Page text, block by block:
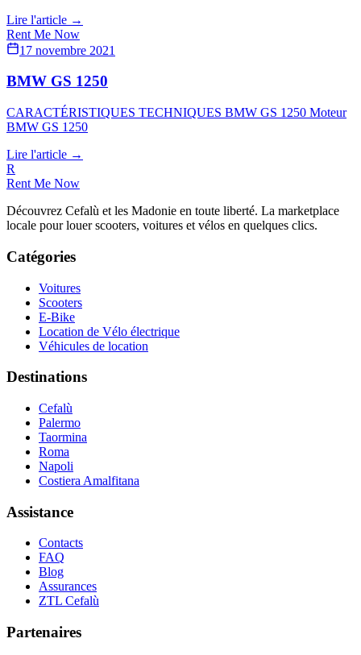
Lire l'article →
Rent Me Now
17 novembre 2021
BMW GS 1250
CARACTÉRISTIQUES TECHNIQUES BMW GS 1250 Moteur
BMW GS 1250
Lire l'article →
R
Rent Me Now
Découvrez Cefalù et les Madonie en toute liberté. La marketplace
locale pour louer scooters, voitures et vélos en quelques clics.
Catégories
Voitures
Scooters
E-Bike
Location de Vélo électrique
Véhicules de location
Destinations
Cefalù
Palermo
Taormina
Roma
Napoli
Costiera Amalfitana
Assistance
Contacts
FAQ
Blog
Assurances
ZTL Cefalù
Partenaires